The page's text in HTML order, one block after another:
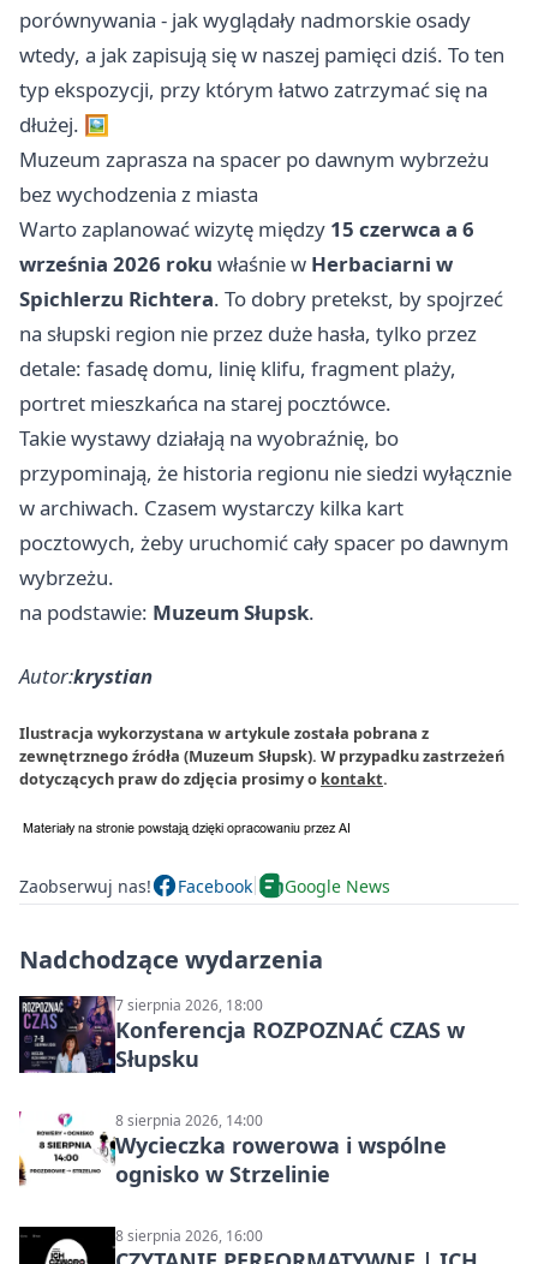
porównywania - jak wyglądały nadmorskie osady
wtedy, a jak zapisują się w naszej pamięci dziś. To ten
typ ekspozycji, przy którym łatwo zatrzymać się na
dłużej. 🖼️
Muzeum zaprasza na spacer po dawnym wybrzeżu
bez wychodzenia z miasta
Warto zaplanować wizytę między 15 czerwca a 6
września 2026 roku właśnie w Herbaciarni w
Spichlerzu Richtera. To dobry pretekst, by spojrzeć
na słupski region nie przez duże hasła, tylko przez
detale: fasadę domu, linię klifu, fragment plaży,
portret mieszkańca na starej pocztówce.
Takie wystawy działają na wyobraźnię, bo
przypominają, że historia regionu nie siedzi wyłącznie
w archiwach. Czasem wystarczy kilka kart
pocztowych, żeby uruchomić cały spacer po dawnym
wybrzeżu.
na podstawie: Muzeum Słupsk.
Autor:krystian
Ilustracja wykorzystana w artykule została pobrana z
zewnętrznego źródła (Muzeum Słupsk). W przypadku zastrzeżeń
dotyczących praw do zdjęcia prosimy o kontakt.
Zaobserwuj nas! Facebook Google News
Nadchodzące wydarzenia
7 sierpnia 2026, 18:00
Konferencja ROZPOZNAĆ CZAS w
Słupsku
8 sierpnia 2026, 14:00
Wycieczka rowerowa i wspólne
ognisko w Strzelinie
8 sierpnia 2026, 16:00